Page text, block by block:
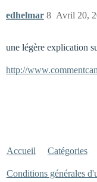
edhelmar Avril 20,
8
une légère explication
http://
Accueil Catégories
Conditions générales